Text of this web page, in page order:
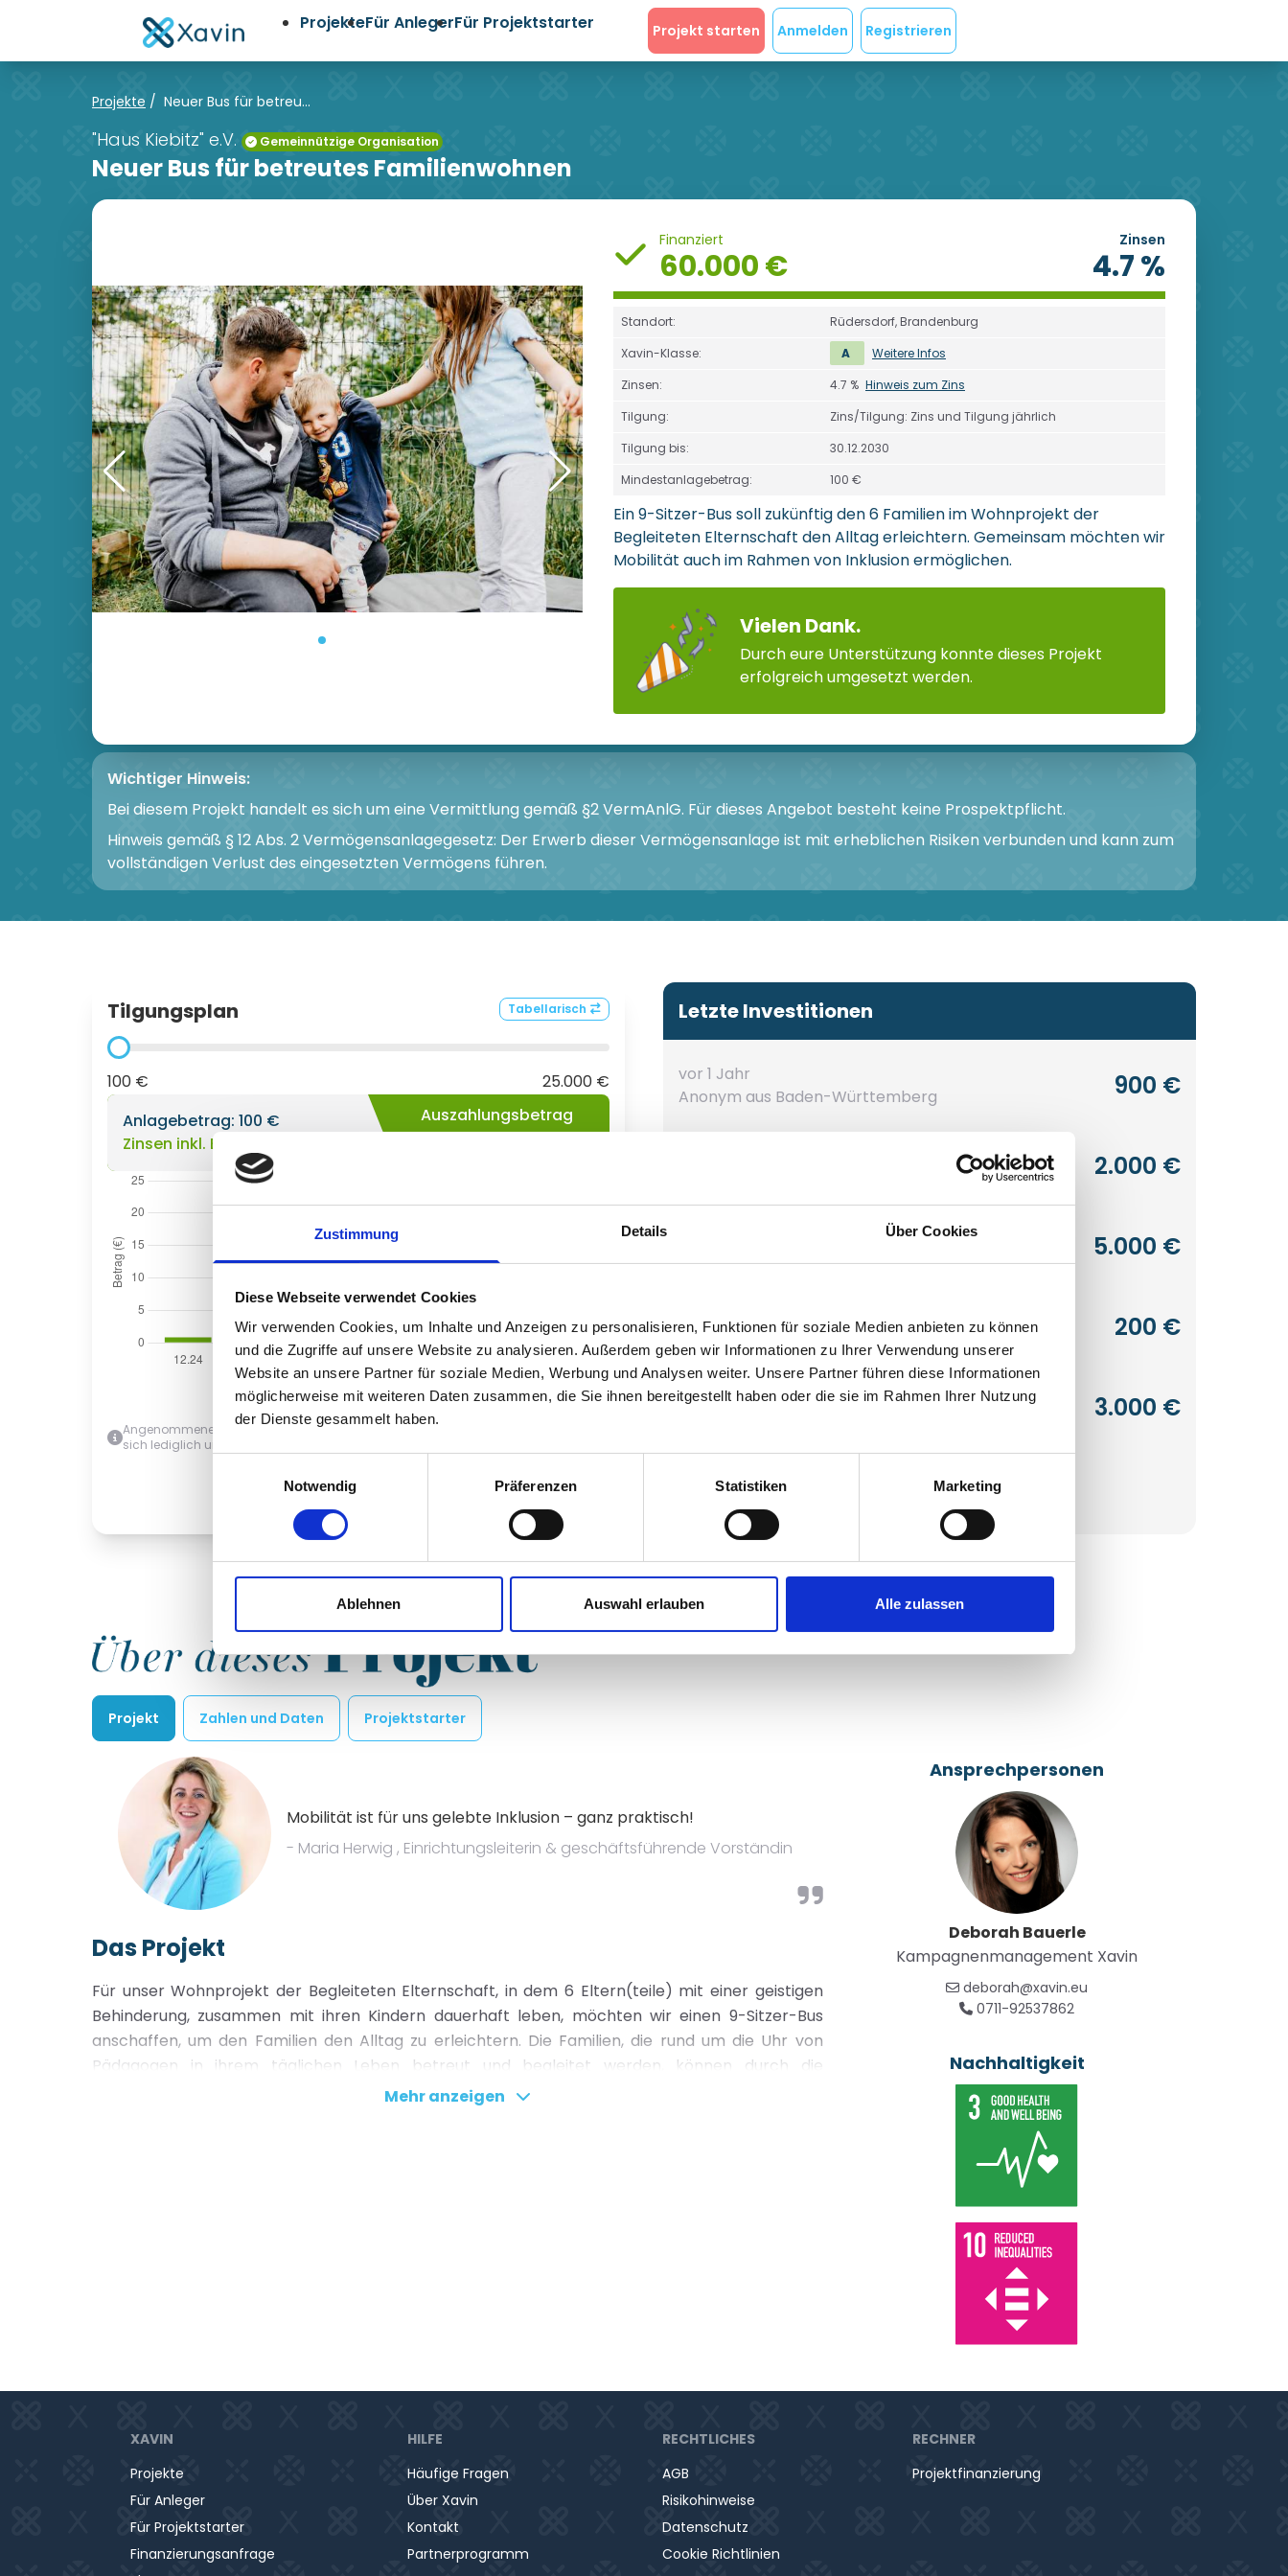
Zustimmung Details Über Cookies
Diese Webseite verwendet Cookies
Wir verwenden Cookies, um Inhalte und Anzeigen zu personalisieren, Funktionen für soziale Medien anbieten zu können
und die Zugriffe auf unsere Website zu analysieren. Außerdem geben wir Informationen zu Ihrer Verwendung unserer
Website an unsere Partner für soziale Medien, Werbung und Analysen weiter. Unsere Partner führen diese Informationen
möglicherweise mit weiteren Daten zusammen, die Sie ihnen bereitgestellt haben oder die sie im Rahmen Ihrer Nutzung
der Dienste gesammelt haben.
Notwendig
Präferenzen Statistiken Marketing
Ablehnen Auswahl erlauben Alle zulassen
ProjekteFür AnlegerFür Projektstarter Projekt starten Anmelden Registrieren
Projekte / Neuer Bus für betreu...
"Haus Kiebitz" e.V. Gemeinnützige Organisation
Neuer Bus für betreutes Familienwohnen
Finanziert Zinsen
60.000 € 4.7 %
Standort:
Rüdersdorf, Brandenburg
Xavin-Klasse:
A
Weitere Infos
Zinsen:
4.7 % Hinweis zum Zins
Tilgung:
Zins/Tilgung: Zins und Tilgung jährlich
Tilgung bis:
30.12.2030
Mindestanlagebetrag:
100 €
Ein 9-Sitzer-Bus soll zukünftig den 6 Familien im Wohnprojekt der
Begleiteten Elternschaft den Alltag erleichtern. Gemeinsam möchten wir
Mobilität auch im Rahmen von Inklusion ermöglichen.
Vielen Dank.
Durch eure Unterstützung konnte dieses Projekt
erfolgreich umgesetzt werden.
Wichtiger Hinweis:
Bei diesem Projekt handelt es sich um eine Vermittlung gemäß §2 VermAnlG. Für dieses Angebot besteht keine Prospektpflicht.
Hinweis gemäß § 12 Abs. 2 Vermögensanlagegesetz: Der Erwerb dieser Vermögensanlage ist mit erheblichen Risiken verbunden und kann zum
vollständigen Verlust des eingesetzten Vermögens führen.
Tilgungsplan Tabellarisch
100 €
25.000 €
Anlagebetrag: 100 €
Zinsen inkl. Bonus:
Auszahlungsbetrag
118,33 €
Angenommenes Auszahlungsdatum des Darlehns ist der 01.11.2024. Hier handelt es
sich lediglich um eine Modellrechnung. Diese stellt kein verbindliches Angebot dar.
Letzte Investitionen
vor 1 Jahr
Anonym aus Baden-Württemberg 900 €
2.000 €
Anonymaus Baden-Württemberg 5.000 €
Anonymaus Baden-Württemberg 200 €
vor 1 Jahr
3.000 €
Alle Investments anzeigen
Projekt Zahlen und Daten Projektstarter
Mobilität ist für uns gelebte Inklusion – ganz praktisch!
- Maria Herwig , Einrichtungsleiterin & geschäftsführende Vorständin
Das Projekt
Für unser Wohnprojekt der Begleiteten Elternschaft, in dem 6 Eltern(teile) mit einer geistigen
Behinderung, zusammen mit ihren Kindern dauerhaft leben, möchten wir einen 9-Sitzer-Bus
anschaffen, um den Familien den Alltag zu erleichtern. Die Familien, die rund um die Uhr von
Pädagogen in ihrem täglichen Leben betreut und begleitet werden, können durch die
Anschaffung eines so großen Fahrzeuges zukünftig Ausflüge, Einkäufe sowie Fahrten zu Ärzten
Mehr anzeigen
Ansprechpersonen
Deborah Bauerle
Kampagnenmanagement Xavin
deborah@xavin.eu
0711-92537862
Nachhaltigkeit
XAVIN
Projekte
Für Anleger
Für Projektstarter
Finanzierungsanfrage
HILFE
Häufige Fragen
Über Xavin
Kontakt
Partnerprogramm
RECHTLICHES
AGB
Risikohinweise
Datenschutz
Cookie Richtlinien
RECHNER
Projektfinanzierung